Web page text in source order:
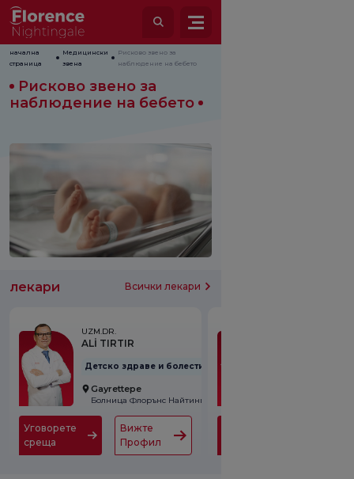
начална
страница
Медицински
звена
Рисково звено за
наблюдение на бебето
Рисково звено за
наблюдение на бебето
лекари Всички лекари
UZM.DR.
ALİ TIRTIR
Детско здраве и болести
Gayrettepe
Уговорете
среща
Вижте
Профил